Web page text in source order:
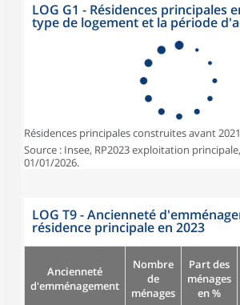
LOG G1 - Résidences principales
type de logement et la période
Résidences principales construites avant
Source : Insee, RP2023 exploitation
01/01/2026.
LOG T9 - Ancienneté
résidence principale en 2023
Ancienneté
d'emménagement
Nombre
de
ménages
Part des
ménages
en %